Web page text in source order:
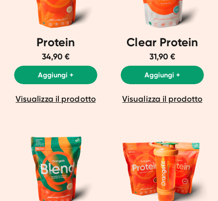
Protein
34,90 €
Aggiungi +
Visualizza il prodotto
Clear Protein
31,90 €
Aggiungi +
Visualizza il prodotto